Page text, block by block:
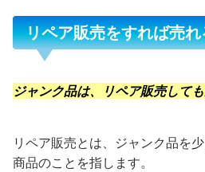
リペア販売をすれば売
ジャンク品は、リペア販売して
リペア販売とは、ジャンク品を
商品のことを指します。